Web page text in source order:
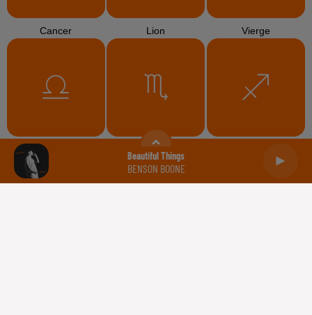
Beautiful Things
BENSON BOONE
Cancer Lion Vierge
Balance Scorpion